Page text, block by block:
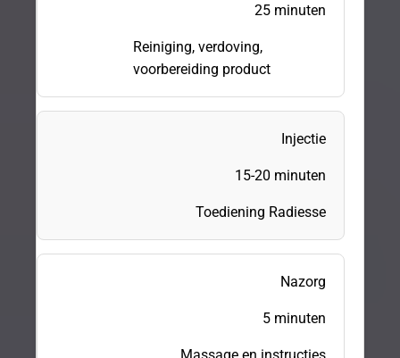
25 minuten
Reiniging, verdoving,
voorbereiding product
Injectie
15-20 minuten
Toediening Radiesse
Nazorg
5 minuten